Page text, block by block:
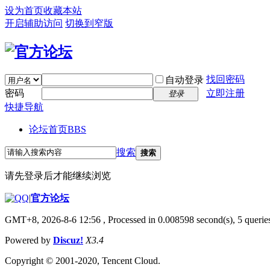
设为首页收藏本站
开启辅助访问 切换到窄版
自动登录 找回密码
密码
登录
立即注册
快捷导航
论坛首页BBS
搜索 搜索
请先登录后才能继续浏览
|官方论坛
GMT+8, 2026-8-6 12:56 , Processed in 0.008598 second(s), 5
Powered by Discuz! X3.4
Copyright © 2001-2020, Tencent Cloud.